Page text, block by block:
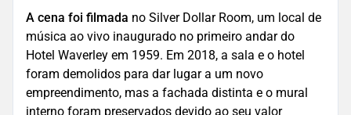
A cena foi filmada no Silver Dollar Room, um local de
música ao vivo inaugurado no primeiro andar do
Hotel Waverley em 1959. Em 2018, a sala e o hotel
foram demolidos para dar lugar a um novo
empreendimento, mas a fachada distinta e o mural
interno foram preservados devido ao seu valor